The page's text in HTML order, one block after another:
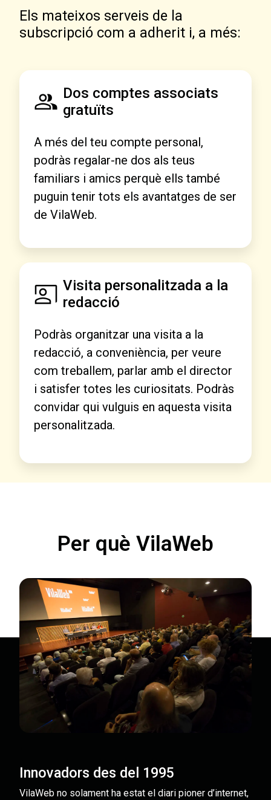
Els mateixos serveis de la
subscripció com a adherit i, a més:
Dos comptes associats
gratuïts
A més del teu compte personal,
podràs regalar-ne dos als teus
familiars i amics perquè ells també
puguin tenir tots els avantatges de ser
de VilaWeb.
Visita personalitzada a la
redacció
Podràs organitzar una visita a la
redacció, a conveniència, per veure
com treballem, parlar amb el director
i satisfer totes les curiositats. Podràs
convidar qui vulguis en aquesta visita
personalitzada.
Per què VilaWeb
Innovadors des del 1995
VilaWeb no solament ha estat el diari pioner d’internet,